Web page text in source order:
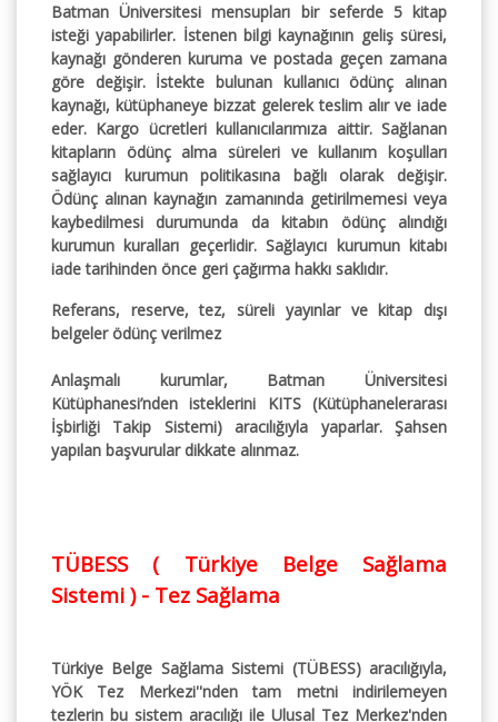
Batman Üniversitesi mensupları bir seferde 5 kitap
isteği yapabilirler. İstenen bilgi kaynağının geliş süresi,
kaynağı gönderen kuruma ve postada geçen zamana
göre değişir. İstekte bulunan kullanıcı ödünç alınan
kaynağı, kütüphaneye bizzat gelerek teslim alır ve iade
eder. Kargo ücretleri kullanıcılarımıza aittir. Sağlanan
kitapların ödünç alma süreleri ve kullanım koşulları
sağlayıcı kurumun politikasına bağlı olarak değişir.
Ödünç alınan kaynağın zamanında getirilmemesi veya
kaybedilmesi durumunda da kitabın ödünç alındığı
kurumun kuralları geçerlidir. Sağlayıcı kurumun kitabı
iade tarihinden önce geri çağırma hakkı saklıdır.
Referans, reserve, tez, süreli yayınlar ve kitap dışı
belgeler ödünç verilmez
Anlaşmalı kurumlar, Batman Üniversitesi
Kütüphanesi’nden isteklerini KITS (Kütüphanelerarası
İşbirliği Takip Sistemi) aracılığıyla yaparlar. Şahsen
yapılan başvurular dikkate alınmaz.
TÜBESS ( Türkiye Belge Sağlama
Sistemi ) - Tez Sağlama
Türkiye Belge Sağlama Sistemi (TÜBESS) aracılığıyla,
YÖK Tez Merkezi''nden tam metni indirilemeyen
tezlerin bu sistem aracılığı ile Ulusal Tez Merkez'nden